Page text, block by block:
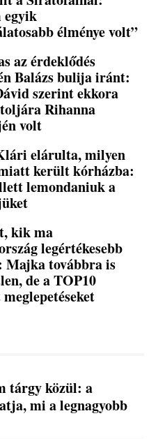
egyik
élménye volt”
az érdeklődés
Balázs bulija iránt:
szerint ekkora
Rihanna
volt
elárulta, milyen
került kórházba:
lemondaniuk a
kik ma
legértékesebb
Majka továbbra is
de a TOP10
tárgy közül: a
mi a legnagyobb